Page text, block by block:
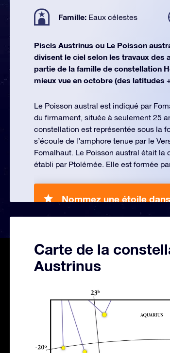
Famille: Eaux célestes
Piscis Austrinus ou Le Poisson
divisent le ciel selon les travaux des
partie de la famille de constellation
mieux vue en octobre (des latitudes
Le Poisson austral est indiqué par
du firmament, située à seulement 25
constellation est représentée sous la
s’écoule de l’amphore tenue par le
Fomalhaut. Le Poisson austral était
établi par Ptolémée. Elle est formée
Nommez une étoile
Carte de la
Austrinus